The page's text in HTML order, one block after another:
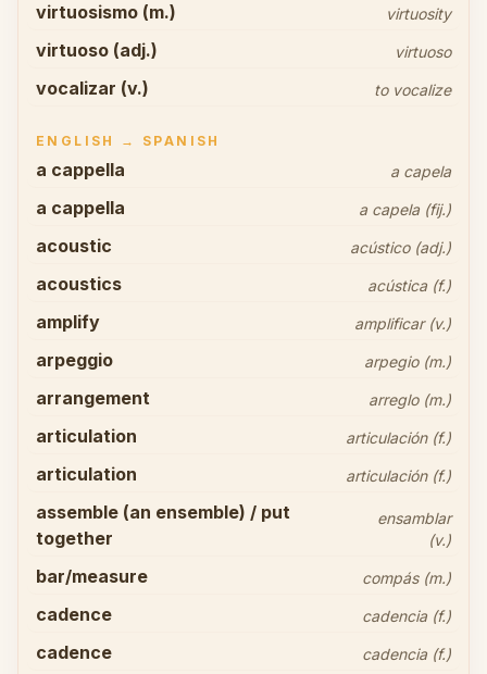
virtuosismo (m.) virtuosity
virtuoso (adj.) virtuoso
vocalizar (v.) to vocalize
ENGLISH → SPANISH
a cappella a capela
a cappella a capela (fij.)
acoustic acústico (adj.)
acoustics acústica (f.)
amplify amplificar (v.)
arpeggio arpegio (m.)
arrangement arreglo (m.)
articulation articulación (f.)
articulation articulación (f.)
assemble (an ensemble) / put
together
ensamblar
(v.)
bar/measure compás (m.)
cadence cadencia (f.)
cadence cadencia (f.)